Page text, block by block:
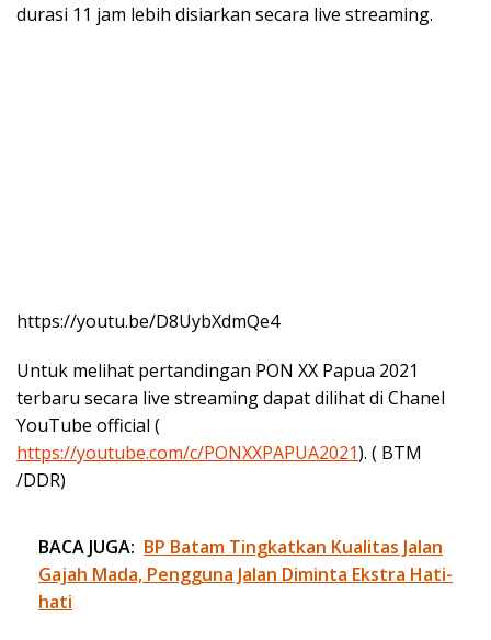
durasi 11 jam lebih disiarkan secara live streaming.
https://youtu.be/D8UybXdmQe4
Untuk melihat pertandingan PON XX Papua 2021
terbaru secara live streaming dapat dilihat di Chanel
YouTube official (
https://youtube.com/c/PONXXPAPUA2021). ( BTM
/DDR)
BACA JUGA: BP Batam Tingkatkan Kualitas Jalan
Gajah Mada, Pengguna Jalan Diminta Ekstra Hati-
hati